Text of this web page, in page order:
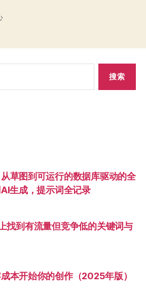
个
讲
草图到可运行的数据库驱动的全
生成，提示词全记录
找到有流量但竞争低的关键词与
本开始你的创作（2025年版）